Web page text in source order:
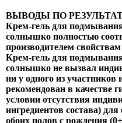
ВЫВОДЫ ПО
Крем-гель для
солнышко полностью
производителем
Крем-гель для
солнышко не вызвал
ни у одного из
рекомендован в качестве
условии отсутствия
ингредиентов состава)
обоих полов с рождения